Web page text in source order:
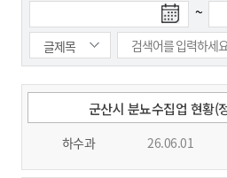
도
시
군
산
색
시
일
~
색
종
일
군산시 분뇨수집업 현황(
하수과 26.06.01